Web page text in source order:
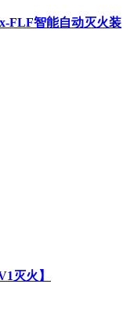
FLF智能自动灭火装
灭火】